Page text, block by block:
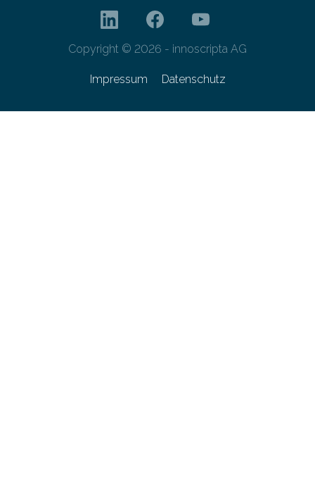
Copyright © 2026 - innoscripta AG
Impressum Datenschutz